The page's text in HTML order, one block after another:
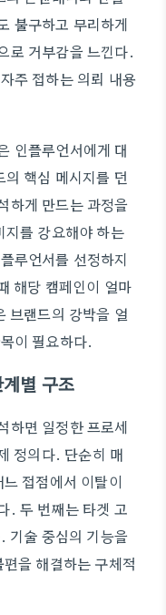
불구하고 무리하게
로 거부감을 느낀다.
주 접하는 의뢰 내용
인플루언서에게 대
핵심 메시지를 던
하게 만드는 과정을
를 강요해야 하는
루언서를 선정하지
해당 캠페인이 얼마
브랜드의 강박을 얼
이 필요하다.
별 구조
하면 일정한 프로세
정의다. 단순히 매
접점에서 이탈이
. 두 번째는 타겟 고
기술 중심의 기능을
을 해결하는 구체적